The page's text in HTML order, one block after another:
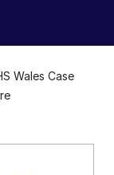
Wales Case